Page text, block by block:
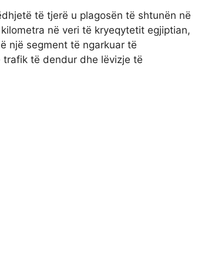
të tjerë u plagosën të shtunën në
në veri të kryeqytetit egjiptian,
një segment të ngarkuar të
të dendur dhe lëvizje të